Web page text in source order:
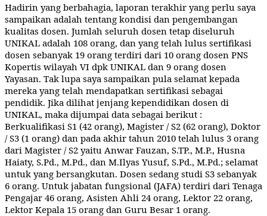
Hadirin yang berbahagia, laporan terakhir yang perlu saya
sampaikan adalah tentang kondisi dan pengembangan
kualitas dosen. Jumlah seluruh dosen tetap diseluruh
UNIKAL adalah 108 orang, dan yang telah lulus sertifikasi
dosen sebanyak 19 orang terdiri dari 10 orang dosen PNS
Kopertis wilayah VI dpk UNIKAL dan 9 orang dosen
Yayasan. Tak lupa saya sampaikan pula selamat kepada
mereka yang telah mendapatkan sertifikasi sebagai
pendidik. Jika dilihat jenjang kependidikan dosen di
UNIKAL, maka dijumpai data sebagai berikut :
Berkualifikasi S1 (42 orang), Magister / S2 (62 orang), Doktor
/ S3 (1 orang) dan pada akhir tahun 2010 telah lulus 3 orang
dari Magister / S2 yaitu Anwar Fauzan, S.TP., M.P., Husna
Haiaty, S.Pd., M.Pd., dan M.Ilyas Yusuf, S.Pd., M.Pd.; selamat
untuk yang bersangkutan. Dosen sedang studi S3 sebanyak
6 orang. Untuk jabatan fungsional (JAFA) terdiri dari Tenaga
Pengajar 46 orang, Asisten Ahli 24 orang, Lektor 22 orang,
Lektor Kepala 15 orang dan Guru Besar 1 orang.